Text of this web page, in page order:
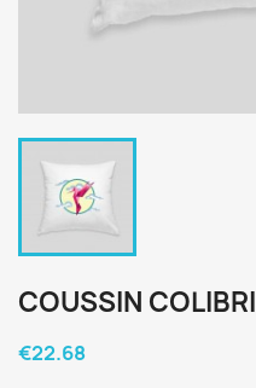
COUSSIN COLIBRI
€22.68